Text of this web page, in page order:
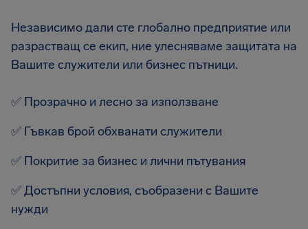
Независимо дали сте глобално предприятие или
разрастващ се екип, ние улесняваме защитата на
Вашите служители или бизнес пътници.
✅ Прозрачно и лесно за използване
✅ Гъвкав брой обхванати служители
✅ Покритие за бизнес и лични пътувания
✅Достъпни условия, съобразени с Вашите
нужди